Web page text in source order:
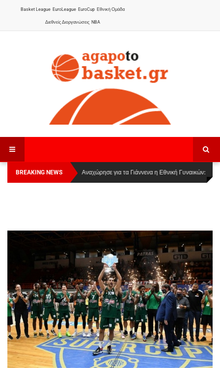
Basket League EuroLeague EuroCup Εθνική Ομάδα
Διεθνείς Διοργανώσεις NBA
BREAKING NEWS
Οι Πάνθηρες Καβάλας στην Women Basketball
League 1
Αναχώρησε για τα Γιάννενα η Εθνική Γυναικών: